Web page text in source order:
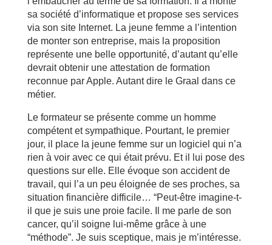
sa société d’informatique et propose ses services
via son site Internet. La jeune femme a l’intention
de monter son entreprise, mais la proposition
représente une belle opportunité, d’autant qu’elle
devrait obtenir une attestation de formation
reconnue par Apple. Autant dire le Graal dans ce
métier.
Le formateur se présente comme un homme
compétent et sympathique. Pourtant, le premier
jour, il place la jeune femme sur un logiciel qui n’a
rien à voir avec ce qui était prévu. Et il lui pose des
questions sur elle. Elle évoque son accident de
travail, qui l’a un peu éloignée de ses proches, sa
situation financière difficile… “Peut-être imagine-t-
il que je suis une proie facile. Il me parle de son
cancer, qu’il soigne lui-même grâce à une
“méthode”. Je suis sceptique, mais je m’intéresse.